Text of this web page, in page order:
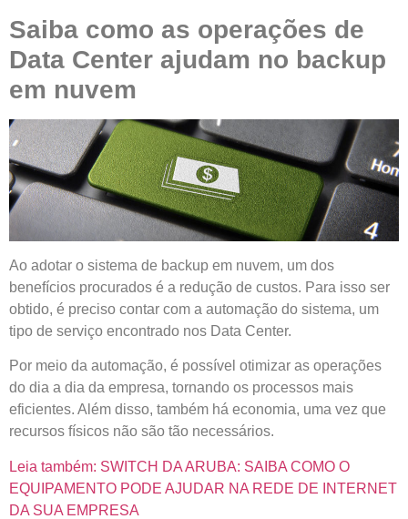
Saiba como as operações de
Data Center ajudam no backup
em nuvem
Ao adotar o sistema de backup em nuvem, um dos
benefícios procurados é a redução de custos. Para isso ser
obtido, é preciso contar com a automação do sistema, um
tipo de serviço encontrado nos Data Center.
Por meio da automação, é possível otimizar as operações
do dia a dia da empresa, tornando os processos mais
eficientes. Além disso, também há economia, uma vez que
recursos físicos não são tão necessários.
Leia também: SWITCH DA ARUBA: SAIBA COMO O
EQUIPAMENTO PODE AJUDAR NA REDE DE INTERNET
DA SUA EMPRESA